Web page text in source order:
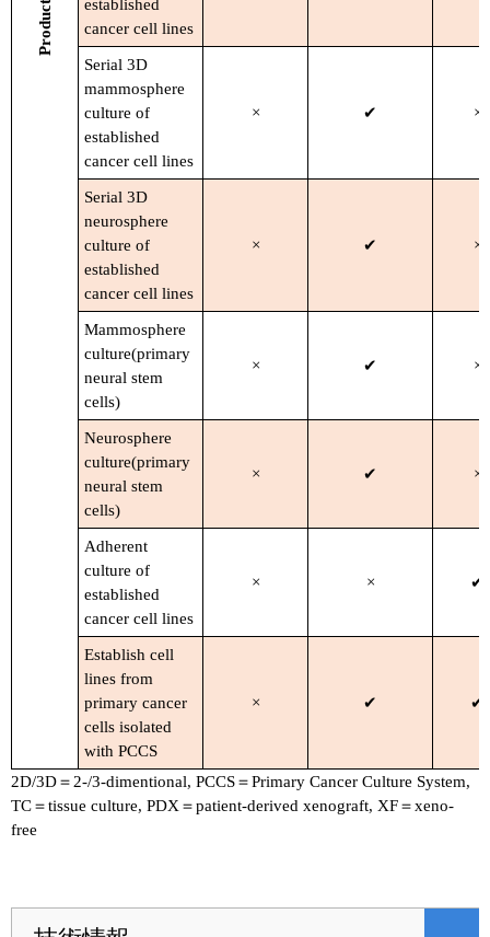
established
cancer cell lines
Serial 3D
mammosphere
culture of
established
cancer cell lines
× ✔ ×
Serial 3D
neurosphere
culture of
established
cancer cell lines
× ✔ ×
Mammosphere
culture(primary
neural stem
cells)
× ✔ ×
Neurosphere
culture(primary
neural stem
cells)
× ✔ ×
Adherent
culture of
established
cancer cell lines
× × ✔
Establish cell
lines from
primary cancer
cells isolated
with PCCS
× ✔ ✔
2D/3D＝2-/3-dimentional, PCCS＝Primary Cancer Culture System,
TC＝tissue culture, PDX＝patient-derived xenograft, XF＝xeno-
free